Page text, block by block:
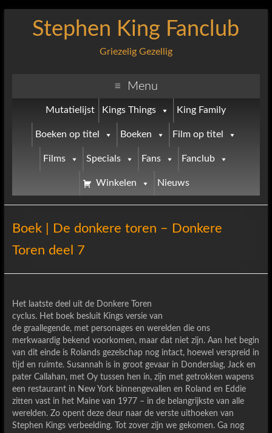
Stephen King Fanclub
Griezelig Gezellig
Menu
Mutatielijst Kings Things King Family
Boeken op titel Boeken Film op titel
Films Specials Fans Fanclub
Winkelen Nieuws
Boek | De donkere toren – Donkere
Toren deel 7
Het laatste deel uit de Donkere Toren
cyclus. Het boek besluit Kings versie van
de graallegende, met personages en werelden die ons
merkwaardig bekend voorkomen, maar dat niet zijn. Aan het begin
van dit einde is Rolands gezelschap nog intact, hoewel verspreid in
tijd en ruimte. Susannah is in groot gevaar in Donderslag, Jack en
pater Callahan, met Oy tussen hen in, zijn met getrokken wapens
een restaurant in New York binnengevallen en Roland en Eddie
zitten vast in het Maine van 1977 – in de belangrijkste van alle
werelden. Zo opent deze deur naar de verste uithoeken van
Stephen Kings verbeelding. Tot zover zijn we gekomen. Ga nog